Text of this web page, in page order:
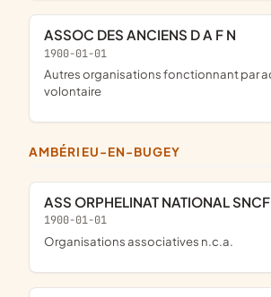
ASSOC DES ANCIENS D A F N
1900-01-01
Autres organisations fonctionnant par adhésion
volontaire
AMBÉRIEU-EN-BUGEY
ASS ORPHELINAT NATIONAL SNCF
1900-01-01
Organisations associatives n.c.a.